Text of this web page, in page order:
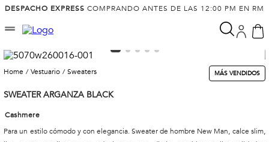
DESPACHO EXPRESS COMPRANDO ANTES DE LAS 12:00 PM EN RM
vestuario sweaters MÁS VENDIDOS
SWEATER ARGANZA BLACK
Cashmere
Para un estilo cómodo y con elegancia. Sweater de hombre New Man, calce slim,